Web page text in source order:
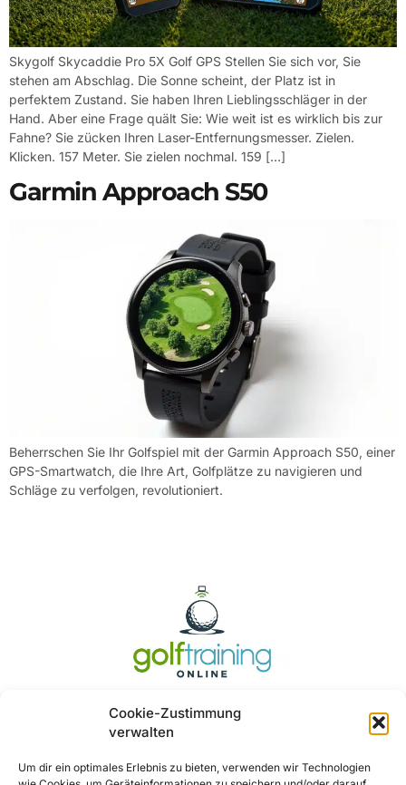
Cookie-Zustimmung
verwalten
Um dir ein optimales Erlebnis zu bieten, verwenden wir Technologien
Skygolf Skycaddie Pro 5X Golf GPS Stellen Sie sich vor, Sie
stehen am Abschlag. Die Sonne scheint, der Platz ist in
perfektem Zustand. Sie haben Ihren Lieblingsschläger in der
Hand. Aber eine Frage quält Sie: Wie weit ist es wirklich bis zur
Fahne? Sie zücken Ihren Laser-Entfernungsmesser. Zielen.
Klicken. 157 Meter. Sie zielen nochmal. 159 […]
Garmin Approach S50
Beherrschen Sie Ihr Golfspiel mit der Garmin Approach S50, einer
GPS-Smartwatch, die Ihre Art, Golfplätze zu navigieren und
Schläge zu verfolgen, revolutioniert.